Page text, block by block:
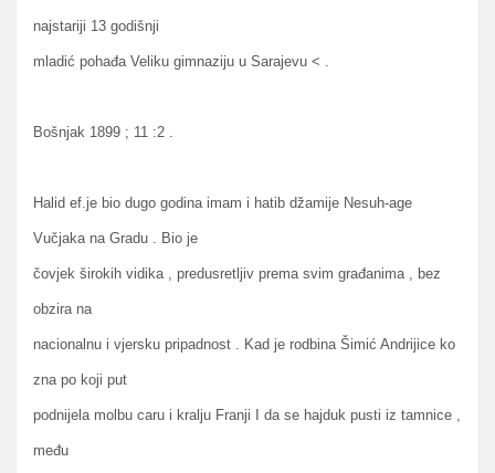
najstariji 13 godišnji
mladić pohađa Veliku gimnaziju u Sarajevu < .
Bošnjak 1899 ; 11 :2 .
Halid ef.je bio dugo godina imam i hatib džamije Nesuh-age
Vučjaka na Gradu . Bio je
čovjek širokih vidika , predusretljiv prema svim građanima , bez
obzira na
nacionalnu i vjersku pripadnost . Kad je rodbina Šimić Andrijice ko
zna po koji put
podnijela molbu caru i kralju Franji I da se hajduk pusti iz tamnice ,
među